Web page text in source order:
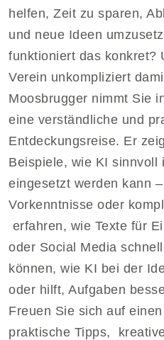
helfen, Zeit zu sparen,
und neue Ideen
funktioniert das konkret?
Verein unkompliziert
Moosbrugger nimmt Sie
eine verständliche und
Entdeckungsreise. Er
Beispiele, wie KI sinnvoll
eingesetzt werden kann
Vorkenntnisse oder
erfahren, wie Texte für
oder Social Media
können, wie KI bei der
oder hilft, Aufgaben
Freuen Sie sich auf
praktische Tipps,